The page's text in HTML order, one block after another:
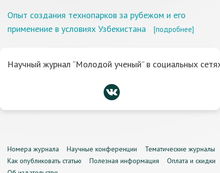
Опыт создания технопарков за рубежом и его
применение в условиях Узбекистана
[подробнее]
Научный журнал “Молодой ученый” в социальных
Номера журнала Научные конференции
Тематические журналы
Как опубликовать статью
Полезная информация
Оплата и скидки